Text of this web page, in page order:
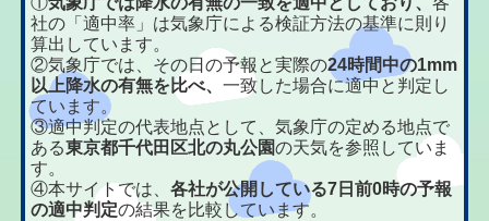
社の「適中率」は気象庁による検証方法の基準に則り
算出しています。
②気象庁では、その日の予報と実際の24時間中の1mm
以上降水の有無を比べ、一致した場合に適中と判定し
ています。
③適中判定の代表地点として、気象庁の定める地点で
ある東京都千代田区北の丸公園の天気を参照していま
す。
④本サイトでは、各社が公開している7日前0時の予報
の適中判定の結果を比較しています。